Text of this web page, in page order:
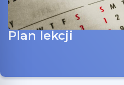
Plan lekcji